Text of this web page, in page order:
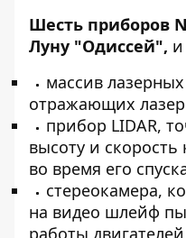
Шесть приборов
Луну "Одиссей",
массив
отражающих
прибор LIDAR,
высоту и скорость
во время его
стереокамера,
на видео шлейф
работы